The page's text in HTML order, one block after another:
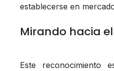
establecerse en
Mirando hacia
Este reconocimiento